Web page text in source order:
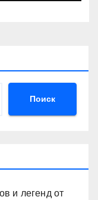
Поиск
и легенд от